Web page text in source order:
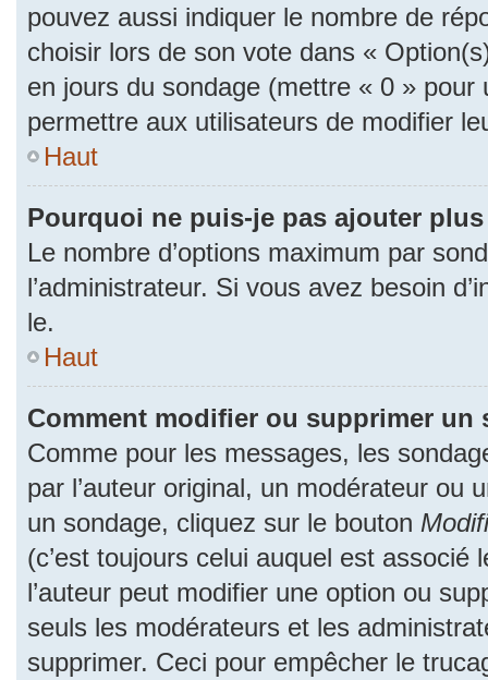
pouvez aussi indiquer le nombre de
choisir lors de son vote dans «
en jours du sondage (mettre « 0 » pour
permettre aux utilisateurs de modifier
Haut
Pourquoi ne puis-je pas ajouter
Le nombre d’options maximum par
l’administrateur. Si vous avez besoin
le.
Haut
Comment modifier ou supprimer un
Comme pour les messages, les
par l’auteur original, un modérateur ou
un sondage, cliquez sur le bouton
(c’est toujours celui auquel est associé
l’auteur peut modifier une option ou
seuls les modérateurs et les
supprimer. Ceci pour empêcher le